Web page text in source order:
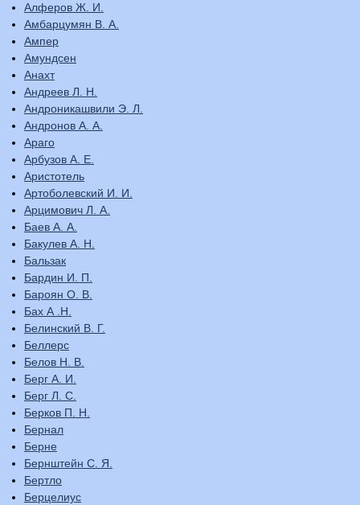
Алферов Ж. И.
Амбарцумян В. А.
Ампер
Амундсен
Анахт
Андреев Л. Н.
Андроникашвили Э. Л.
Андронов А. А.
Араго
Арбузов А. Е.
Аристотель
Артоболевский И. И.
Арцимович Л. А.
Баев А. А.
Бакулев А. Н.
Бальзак
Бардин И. П.
Бароян О. В.
Бах А .Н.
Белинский В. Г.
Беллерс
Белов Н. В.
Берг А. И.
Берг Л. С.
Берков П. Н.
Бернал
Берне
Бернштейн С. Я.
Бертло
Берцелиус